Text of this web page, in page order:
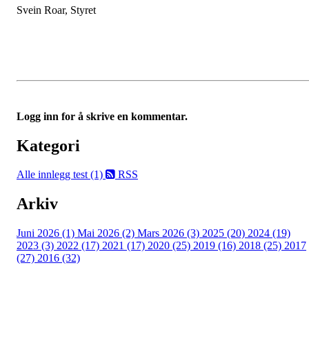
Svein Roar, Styret
Logg inn for å skrive en kommentar.
Kategori
Alle innlegg test (1) RSS
Arkiv
Juni 2026 (1) Mai 2026 (2) Mars 2026 (3) 2025 (20) 2024 (19)
2023 (3) 2022 (17) 2021 (17) 2020 (25) 2019 (16) 2018 (25) 2017
(27) 2016 (32)